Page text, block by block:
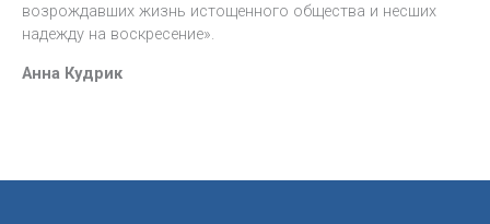
возрождавших жизнь истощенного общества и несших
надежду на воскресение».
Анна Кудрик